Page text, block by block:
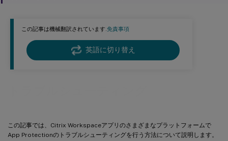
この記事は機械翻訳されています.免責事項
英語に切り替え
この記事では、Citrix Workspaceアプリのさまざまなプラットフォームで
App Protectionのトラブルシューティングを行う方法について説明します。